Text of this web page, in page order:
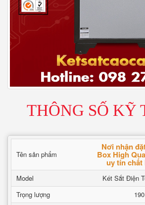
THÔNG SỐ KỸ
Tên sản phẩm
Nơi nhận
Box High
uy tín
Model
Két Sắt Điện
Trọng lượng